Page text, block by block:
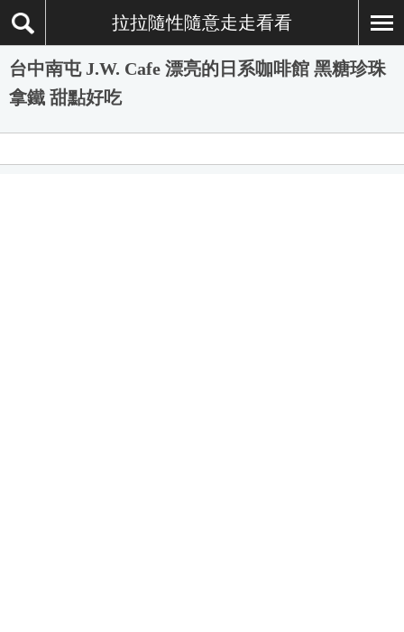
拉拉隨性隨意走走看看
台中南屯 J.W. Cafe 漂亮的日系咖啡館 黑糖珍珠
拿鐵 甜點好吃